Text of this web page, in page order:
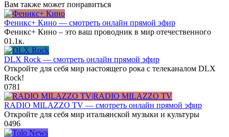
Вам также может понравиться
Феникс+ Кино — смотреть онлайн прямой эфир
Феникс+ Кино – это ваш проводник в мир отечественного
01.1к.
DLX Rock — смотреть онлайн прямой эфир
Откройте для себя мир настоящего рока с телеканалом DLX
Rock!
0781
RADIO MILAZZO TV — смотреть онлайн прямой эфир
Откройте для себя мир итальянской музыки и культуры
0496